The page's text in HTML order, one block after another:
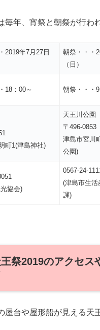
毎年、宵祭と朝祭が行わ
2019年7月27日
朝祭・・・
（日）
18：00～ 朝祭・・・9
町1(津島神社)
天王川公園
〒496-0853
津島市宮川
公園)
協会)
0567-24-
(津島市生活
課)
祭2019のアクセス
屋台や屋形船が見える天